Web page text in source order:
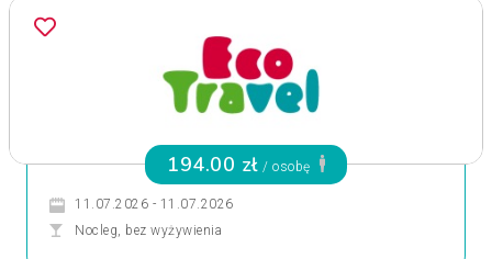
194.00 zł / osobę
11.07.2026 - 11.07.2026
Nocleg, bez wyżywienia